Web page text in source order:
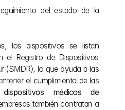
del estado de la
los dispositivos se listan
el Registro de Dispositivos
(SMDR), lo que ayuda a las
médicos de
también contratan a